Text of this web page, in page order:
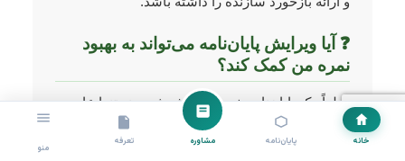
خانه پایان‌نامه مشاوره تعرفه
منو
❓ آیا ویرایش پایان‌نامه می‌تواند به بهبود
نمره من کمک کند؟
قطعاً. یک پایان‌نامه خوب ویرایش شده، نه تنها عاری
از اشتباهات نگارشی است، بلکه مطالب را به شکلی
واضح، منسجم و علمی ارائه می‌دهد. این وضوح و